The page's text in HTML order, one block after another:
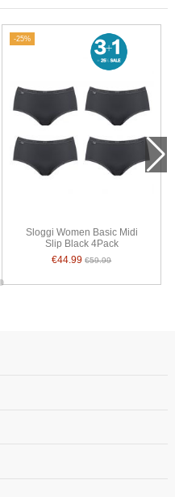
-25%
Sloggi Women Basic Midi
Slip Black 4Pack
€44.99€59.99